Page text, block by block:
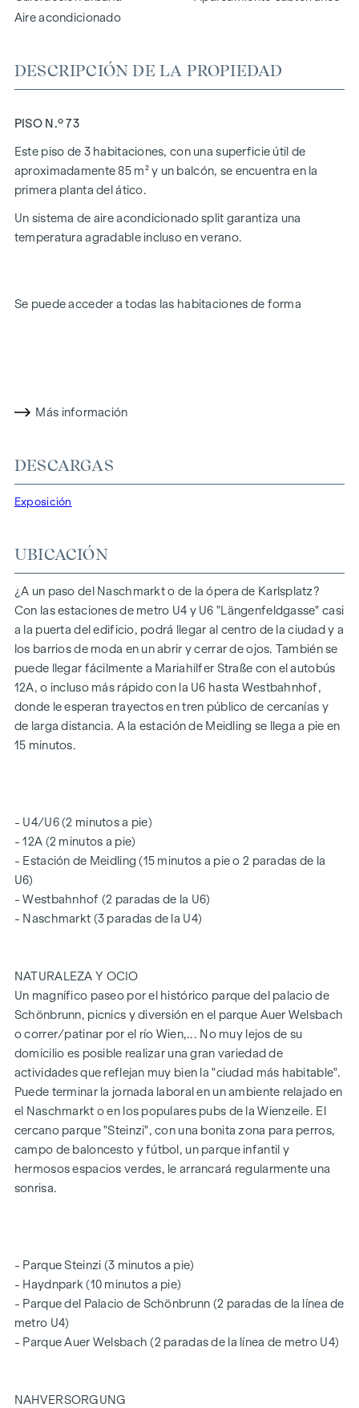
Aire acondicionado
DESCRIPCIÓN DE LA PROPIEDAD
PISO N.º 73
Este piso de 3 habitaciones, con una superficie útil de
aproximadamente 85 m² y un balcón, se encuentra en la
primera planta del ático.
Un sistema de aire acondicionado split garantiza una
temperatura agradable incluso en verano.
Se puede acceder a todas las habitaciones de forma
Cuarto de baño (aprox. 8 m²) con bañera y lavabo doble
1.ª habitación (aprox. 18 m²)
2.ª habitación (aprox. 13,5 m²)
Balcón orientado al noreste (aprox. 10 m²)
más el 20 % de IVA). Precios para uso propio a consultar
SOSTENIBILIDAD
Este proyecto de nueva construcción se centra en la
creación de un espacio vital sostenible y en el bienestar de
los futuros residentes. Además de optimizar la vida útil del
inmueble, durante la construcción prestamos especial
atención a minimizar el consumo de energía y de recursos
naturales. De este modo, WINEGG asume la
responsabilidad para con las generaciones futuras. Este
proyecto ya ha obtenido la certificación independiente
GASTOS COMUNES
El bufete de abogados Tiefenthaler Gnesda, con sede en
1010 Viena, Rockgasse 6/6, se encarga de la constitución de
la comunidad de propietarios, la redacción del contrato de
compraventa, la gestión fiduciaria y los trámites en el
añadir los gastos de certificación de las firmas. Este
inmueble se le ofrece a la venta sin compromiso y con
reserva de modificaciones. Los datos mencionados
anteriormente se basan en la información y la
documentación facilitadas por el propietario y no están
garantizados por nuestra parte.
Este inmueble se le ofrece a la venta sin compromiso y con
reserva de modificaciones. Los datos mencionados
anteriormente se basan en la información y la
documentación facilitadas por el propietario y no están
garantizados por nuestra parte. En cuanto a los honorarios
de intermediación, se aplican las condiciones generales de
jurídica al respecto, le cobraremos una comisión de
intermediación del 3 % del importe de la compra, más el IVA
legal. Queremos señalar además que mantenemos una
relación económica estrecha con la vendedora.
Señalamos que existe una relación familiar o económica
Más información
DESCARGAS
Exposición
UBICACIÓN
¿A un paso del Naschmarkt o de la ópera de Karlsplatz?
Con las estaciones de metro U4 y U6 "Längenfeldgasse" casi
a la puerta del edificio, podrá llegar al centro de la ciudad y a
los barrios de moda en un abrir y cerrar de ojos. También se
puede llegar fácilmente a Mariahilfer Straße con el autobús
12A, o incluso más rápido con la U6 hasta Westbahnhof,
donde le esperan trayectos en tren público de cercanías y
de larga distancia. A la estación de Meidling se llega a pie en
15 minutos.
- U4/U6 (2 minutos a pie)
- 12A (2 minutos a pie)
- Estación de Meidling (15 minutos a pie o 2 paradas de la
U6)
- Westbahnhof (2 paradas de la U6)
- Naschmarkt (3 paradas de la U4)
NATURALEZA Y OCIO
Un magnífico paseo por el histórico parque del palacio de
Schönbrunn, picnics y diversión en el parque Auer Welsbach
o correr/patinar por el río Wien,... No muy lejos de su
domicilio es posible realizar una gran variedad de
actividades que reflejan muy bien la "ciudad más habitable".
Puede terminar la jornada laboral en un ambiente relajado en
el Naschmarkt o en los populares pubs de la Wienzeile. El
cercano parque "Steinzi", con una bonita zona para perros,
campo de baloncesto y fútbol, un parque infantil y
hermosos espacios verdes, le arrancará regularmente una
sonrisa.
- Parque Steinzi (3 minutos a pie)
- Haydnpark (10 minutos a pie)
- Parque del Palacio de Schönbrunn (2 paradas de la línea de
metro U4)
- Parque Auer Welsbach (2 paradas de la línea de metro U4)
NAHVERSORGUNG